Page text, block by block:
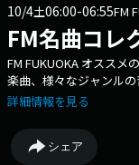
10/4土06:00-06:55FM
FM名曲コレ
FM FUKUOKA オススメ
楽曲、様々なジャンル
楽番組です。 番組
https://
詳細情報を見る
シェア